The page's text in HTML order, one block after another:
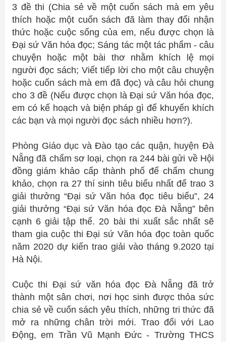
3 đề thi (Chia sẻ về một cuốn sách mà em yêu
thích hoặc một cuốn sách đã làm thay đổi nhận
thức hoặc cuộc sống của em, nếu được chọn là
Đại sứ Văn hóa đọc; Sáng tác một tác phẩm - câu
chuyện hoặc một bài thơ nhằm khích lệ mọi
người đọc sách; Viết tiếp lời cho một câu chuyện
hoặc cuốn sách mà em đã đọc) và câu hỏi chung
cho 3 đề (Nếu được chọn là Đại sứ Văn hóa đọc,
em có kế hoạch và biện pháp gì để khuyến khích
các bạn và mọi người đọc sách nhiều hơn?).
Phòng Giáo dục và Đào tạo các quận, huyện Đà
Nẵng đã chấm sơ loại, chọn ra 244 bài gửi về Hội
đồng giám khảo cấp thành phố để chấm chung
khảo, chọn ra 27 thí sinh tiêu biểu nhất để trao 3
giải thưởng “Đại sứ Văn hóa đọc tiêu biểu”, 24
giải thưởng “Đại sứ Văn hóa đọc Đà Nẵng” bên
cạnh 6 giải tập thể. 20 bài thi xuất sắc nhất sẽ
tham gia cuộc thi Đại sứ Văn hóa đọc toàn quốc
năm 2020 dự kiến trao giải vào tháng 9.2020 tại
Hà Nội.
Cuộc thi Đại sứ văn hóa đọc Đà Nẵng đã trở
thành một sân chơi, nơi học sinh được thỏa sức
chia sẻ về cuốn sách yêu thích, những tri thức đã
mở ra những chân trời mới. Trao đổi với Lao
Động, em Trần Vũ Mạnh Đức - Trường THCS